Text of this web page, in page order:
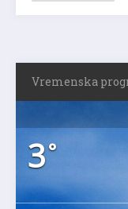
Vremenska
3°